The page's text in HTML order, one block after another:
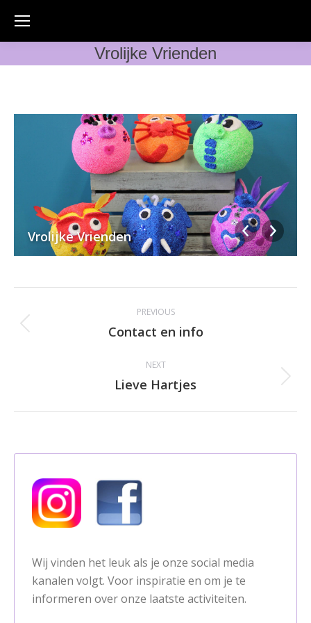
Vrolijke Vrienden
Vrolijke Vrienden
navigation
PREVIOUS
Previous
Contact en info
NEXT
Next
Lieve Hartjes
Wij vinden het leuk als je onze social media
kanalen volgt. Voor inspiratie en om je te
informeren over onze laatste activiteiten.